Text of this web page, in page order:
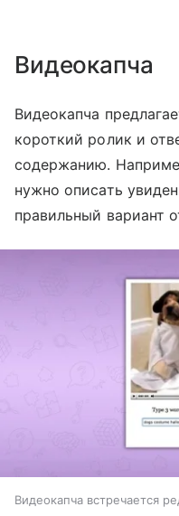
Видеокапча
Видеокапча
короткий ролик и
содержанию.
нужно описать
правильный вариант
Видеокапча встречается